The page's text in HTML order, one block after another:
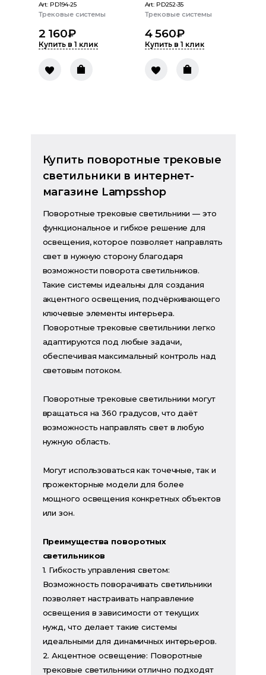
Art: PD194-25
Трековые системы
2 160₽
Купить в 1 клик
Art: PD252-35
Трековые системы
4 560₽
Купить в 1 клик
Купить поворотные трековые
светильники в интернет-
магазине Lampsshop
Поворотные трековые светильники — это
функциональное и гибкое решение для
освещения, которое позволяет направлять
свет в нужную сторону благодаря
возможности поворота светильников.
Такие системы идеальны для создания
акцентного освещения, подчёркивающего
ключевые элементы интерьера.
Поворотные трековые светильники легко
адаптируются под любые задачи,
обеспечивая максимальный контроль над
световым потоком.
Поворотные трековые светильники могут
вращаться на 360 градусов, что даёт
возможность направлять свет в любую
нужную область.
Могут использоваться как точечные, так и
прожекторные модели для более
мощного освещения конкретных объектов
или зон.
Преимущества поворотных
светильников
1. Гибкость управления светом:
Возможность поворачивать светильники
позволяет настраивать направление
освещения в зависимости от текущих
нужд, что делает такие системы
идеальными для динамичных интерьеров.
2. Акцентное освещение: Поворотные
трековые светильники отлично подходят